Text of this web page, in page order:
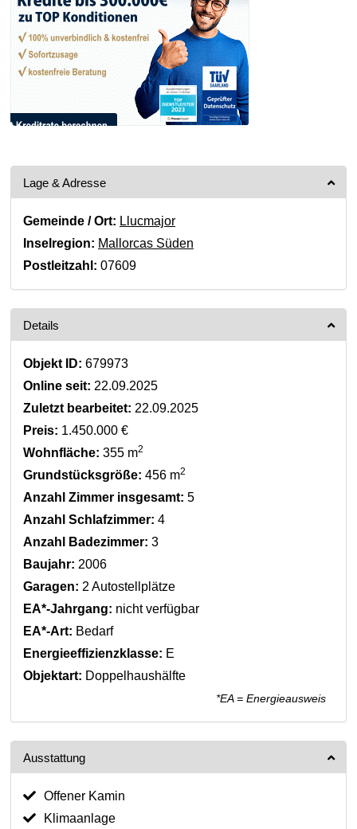
Lage & Adresse
Gemeinde / Ort: Llucmajor
Inselregion: Mallorcas Süden
Postleitzahl: 07609
Details
Objekt ID: 679973
Online seit: 22.09.2025
Zuletzt bearbeitet: 22.09.2025
Preis: 1.450.000 €
Wohnfläche: 355 m2
Grundstücksgröße: 456 m2
Anzahl Zimmer insgesamt: 5
Anzahl Schlafzimmer: 4
Anzahl Badezimmer: 3
Baujahr: 2006
Garagen: 2 Autostellplätze
EA*-Jahrgang: nicht verfügbar
EA*-Art: Bedarf
Energieeffizienzklasse: E
Objektart: Doppelhaushälfte
*EA = Energieausweis
Ausstattung
Offener Kamin
Klimaanlage